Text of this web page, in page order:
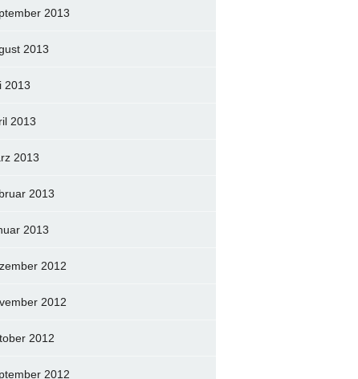
2013
2013
2013
2013
2013
2013
2013
2012
2012
2012
2012